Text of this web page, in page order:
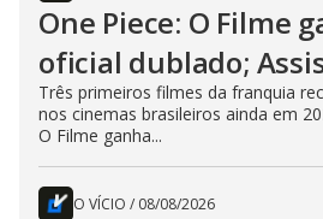
One Piece: O Filme
oficial dublado;
Três primeiros filmes da franquia
nos cinemas brasileiros ainda em
O Filme ganha...
O VÍCIO / 08/08/2026